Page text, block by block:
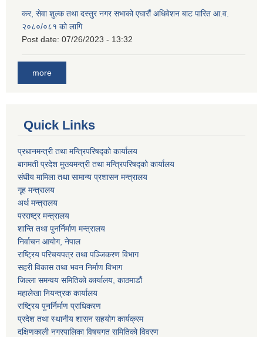
कर, सेवा शुल्क तथा दस्तुर नगर सभाको एघारौं अधिवेशन बाट पारित आ.व.
२०८०/०८१ को लागि
Post date: 07/26/2023 - 13:32
more
Quick Links
प्रधानमन्त्री तथा मन्त्रिपरिषद्को कार्यालय
बागमती प्रदेश मुख्यमन्त्री तथा मन्त्रिपरिषद्को कार्यालय
संघीय मामिला तथा सामान्य प्रशासन मन्त्रालय
गृह मन्त्रालय
अर्थ मन्त्रालय
परराष्ट्र मन्त्रालय
शान्ति तथा पुनर्निर्माण मन्त्रालय
निर्वाचन आयोग, नेपाल
राष्ट्रिय परिचयपत्र तथा पञ्जिकरण विभाग
सहरी विकास तथा भवन निर्माण विभाग
जिल्ला समन्वय समितिको कार्यालय, काठमाडौं
महालेखा नियन्त्रक कार्यालय
राष्ट्रिय पुनर्निर्माण प्राधिकरण
प्रदेश तथा स्थानीय शासन सहयोग कार्यक्रम
दक्षिणकाली नगरपालिका विषयगत समितिको विवरण